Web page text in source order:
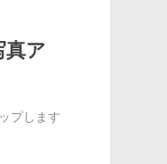
ア
プします